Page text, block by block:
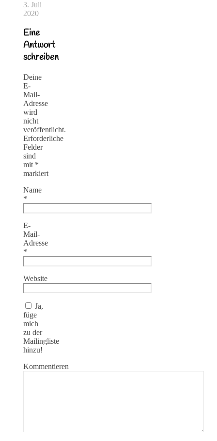
3. Juli
2020
Eine
Antwort
schreiben
Deine
E-
Mail-
Adresse
wird
nicht
veröffentlicht.
Erforderliche
Felder
sind
mit *
markiert
Name
*
E-
Mail-
Adresse
*
Website
Ja,
füge
mich
zu der
Mailingliste
hinzu!
Kommentieren